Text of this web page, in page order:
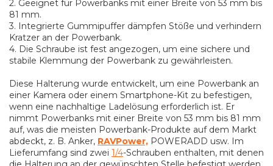
2. Geeignet für Powerbanks mit einer Breite von 53 mm bis
81 mm.
3. Integrierte Gummipuffer dämpfen Stöße und verhindern
Kratzer an der Powerbank.
4. Die Schraube ist fest angezogen, um eine sichere und
stabile Klemmung der Powerbank zu gewährleisten.
Diese Halterung wurde entwickelt, um eine Powerbank an
einer Kamera oder einem Smartphone-Kit zu befestigen,
wenn eine nachhaltige Ladelösung erforderlich ist. Er
nimmt Powerbanks mit einer Breite von 53 mm bis 81 mm
auf, was die meisten Powerbank-Produkte auf dem Markt
abdeckt, z. B. Anker, RAVPower, POWERADD usw. Im
Lieferumfang sind zwei 1/4-Schrauben enthalten, mit denen